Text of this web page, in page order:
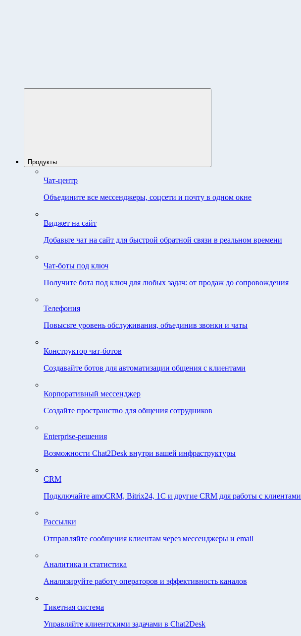
Продукты
Чат-центр
Объедините все мессенджеры, соцсети и почту в одном окне
Виджет на сайт
Добавьте чат на сайт для быстрой обратной связи в реальном времени
Чат-боты под ключ
Получите бота под ключ для любых задач: от продаж до сопровождения
Телефония
Повысьте уровень обслуживания, объединив звонки и чаты
Конструктор чат-ботов
Создавайте ботов для автоматизации общения с клиентами
Корпоративный мессенджер
Создайте пространство для общения сотрудников
Enterprise-решения
Возможности Chat2Desk внутри вашей инфраструктуры
CRM
Подключайте amoCRM, Bitrix24, 1C и другие CRM для работы с клиентами
Рассылки
Отправляйте сообщения клиентам через мессенджеры и email
Аналитика и статистика
Анализируйте работу операторов и эффективность каналов
Тикетная система
Управляйте клиентскими задачами в Chat2Desk